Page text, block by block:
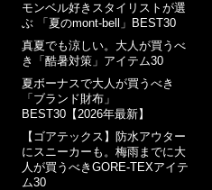
モンベル好きスタイリストが選
ぶ 「夏のmont-bell」BEST30
真夏でも涼しい。大人が買うべ
き「酷暑対策」アイテム30
夏ボーナスで大人が買うべき
「ブランド財布」
BEST30【2026年最新】
【ゴアテックス】防水アウター
にスニーカーも。梅雨までに大
人が買うべきGORE-TEXアイテ
ム30